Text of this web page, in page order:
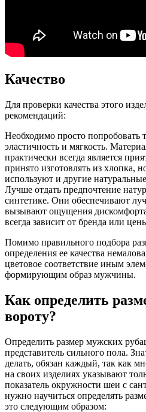
Качество
Для проверки качества этого
рекомендаций:
Необходимо просто попробовать
эластичность и мягкость.
практически всегда является
принято изготовлять из хлопка,
используют и другие
Лучше отдать предпочтение
синтетике. Они обеспечивают
вызывают ощущения
всегда зависит от бренда или
Помимо правильного подбора
определения ее качества
цветовое соответствие иным
формирующим образ мужчины.
Как определить
вороту?
Определить размер мужских
представитель сильного пола.
делать, обязан каждый, так как
на своих изделиях указывают
показатель окружности шеи с
нужно научиться определять
это следующим образом: